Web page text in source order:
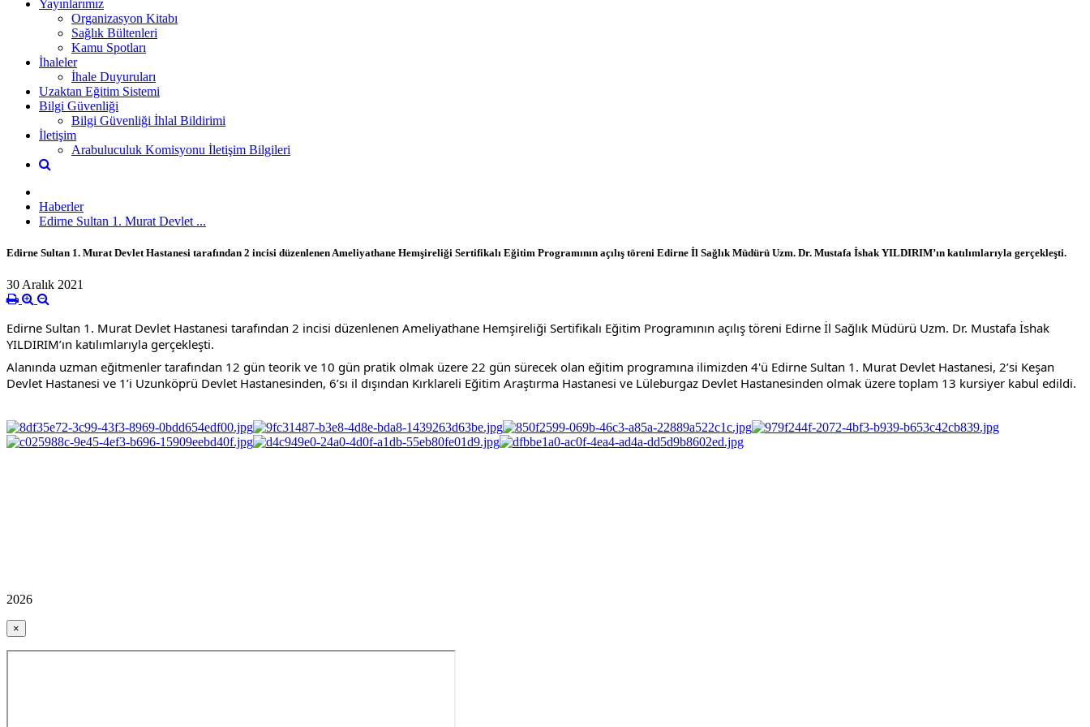
Yayınlarımız
Organizasyon Kitabı
Sağlık Bültenleri
Kamu Spotları
İhaleler
İhale Duyuruları
Uzaktan Eğitim Sistemi
Bilgi Güvenliği
Bilgi Güvenliği İhlal Bildirimi
İletişim
Arabuluculuk Komisyonu İletişim Bilgileri
Haberler
Edirne Sultan 1. Murat Devlet ...
Edirne Sultan 1. Murat Devlet Hastanesi tarafından 2 incisi düzenlenen Ameliyathane Hemşireliği Sertifikalı Eğitim Programının açılış töreni Edirne İl Sağlık Müdürü Uzm. Dr. Mustafa İshak YILDIRIM’ın katılımlarıyla gerçekleşti.
30 Aralık 2021
Edirne Sultan 1. Murat Devlet Hastanesi tarafından 2 incisi düzenlenen Ameliyathane Hemşireliği Sertifikalı Eğitim Programının açılış töreni Edirne İl Sağlık Müdürü Uzm. Dr. Mustafa İshak
YILDIRIM’ın katılımlarıyla gerçekleşti.
Alanında uzman eğitmenler tarafından 12 gün teorik ve 10 gün pratik olmak üzere 22 gün sürecek olan eğitim programına ilimizden 4'ü Edirne Sultan 1. Murat Devlet Hastanesi, 2’si Keşan
Devlet Hastanesi ve 1’i Uzunköprü Devlet Hastanesinden, 6’sı il dışından Kırklareli Eğitim Araştırma Hastanesi ve Lüleburgaz Devlet Hastanesinden olmak üzere toplam 13 kursiyer kabul edildi.
2026
×